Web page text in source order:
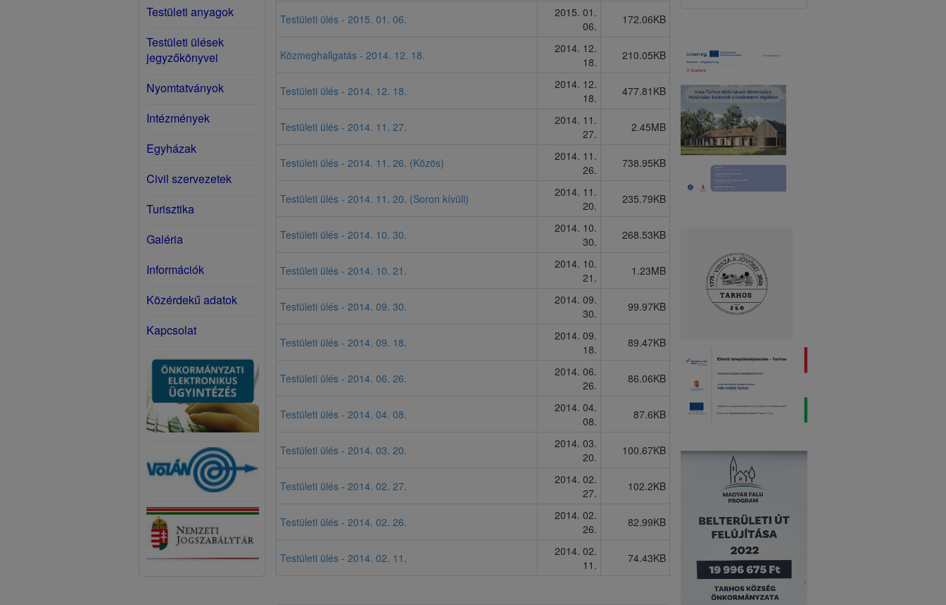
Testületi anyagok
Testületi ülések
jegyzőkönyvei
Nyomtatványok
Intézmények
Egyházak
Civil szervezetek
Turisztika
Galéria
Információk
Közérdekű adatok
Kapcsolat
Testületi ülés - 2015. 01. 06.
2015. 01.
06.
172.06KB
Közmeghallgatás - 2014. 12. 18.
2014. 12.
18.
210.05KB
Testületi ülés - 2014. 12. 18.
2014. 12.
18.
477.81KB
Testületi ülés - 2014. 11. 27.
2014. 11.
27.
2.45MB
Testületi ülés - 2014. 11. 26. (Közös)
2014. 11.
26.
738.95KB
Testületi ülés - 2014. 11. 20. (Soron kívüli)
2014. 11.
20.
235.79KB
Testületi ülés - 2014. 10. 30.
2014. 10.
30.
268.53KB
Testületi ülés - 2014. 10. 21.
2014. 10.
21.
1.23MB
Testületi ülés - 2014. 09. 30.
2014. 09.
30.
99.97KB
Testületi ülés - 2014. 09. 18.
2014. 09.
18.
89.47KB
Testületi ülés - 2014. 06. 26.
2014. 06.
26.
86.06KB
Testületi ülés - 2014. 04. 08.
2014. 04.
08.
87.6KB
Testületi ülés - 2014. 03. 20.
2014. 03.
20.
100.67KB
Testületi ülés - 2014. 02. 27.
2014. 02.
27.
102.2KB
Testületi ülés - 2014. 02. 26.
2014. 02.
26.
82.99KB
Testületi ülés - 2014. 02. 11.
2014. 02.
11.
74.43KB